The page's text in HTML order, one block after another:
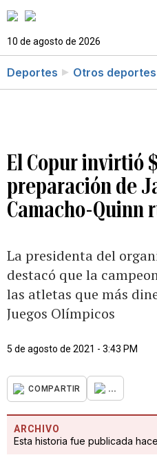
10 de agosto de 2026
Deportes Otros deportes
El Copur invirtió
preparación de
Camacho-Quinn
La presidenta del
destacó que la
las atletas que más
Juegos Olímpicos
5 de agosto de 2021 - 3:43 PM
COMPARTIR ...
ARCHIVO
Esta historia fue publicada